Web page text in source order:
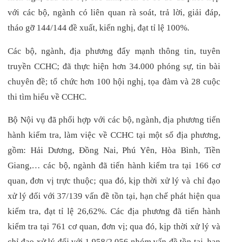
với các bộ, ngành có liên quan rà soát, trả lời, giải đáp,
tháo gỡ 144/144 đề xuất, kiến nghị, đạt tỉ lệ 100%.
Các bộ, ngành, địa phương đẩy mạnh thông tin, tuyên
truyền CCHC; đã thực hiện hơn 34.000 phóng sự, tin bài
chuyên đề; tổ chức hơn 100 hội nghị, tọa đàm và 28 cuộc
thi tìm hiểu về CCHC.
Bộ Nội vụ đã phối hợp với các bộ, ngành, địa phương tiến
hành kiểm tra, làm việc về CCHC tại một số địa phương,
gồm: Hải Dương, Đồng Nai, Phú Yên, Hòa Bình, Tiền
Giang,… các bộ, ngành đã tiến hành kiểm tra tại 166 cơ
quan, đơn vị trực thuộc; qua đó, kịp thời xử lý và chỉ đạo
xử lý đối với 37/139 vấn đề tồn tại, hạn chế phát hiện qua
kiểm tra, đạt tỉ lệ 26,62%. Các địa phương đã tiến hành
kiểm tra tại 761 cơ quan, đơn vị; qua đó, kịp thời xử lý và